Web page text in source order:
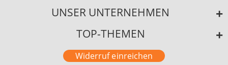
UNSER UNTERNEHMEN
TOP-THEMEN
Widerruf einreichen